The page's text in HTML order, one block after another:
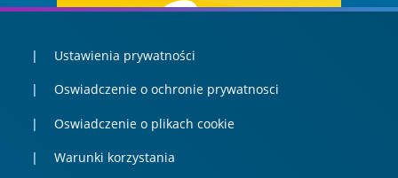
Ustawienia prywatności
Oswiadczenie o ochronie prywatnosci
Oswiadczenie o plikach cookie
Warunki korzystania